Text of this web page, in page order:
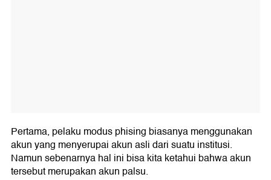
Pertama, pelaku modus phising biasanya menggunakan
akun yang menyerupai akun asli dari suatu institusi.
Namun sebenarnya hal ini bisa kita ketahui bahwa akun
tersebut merupakan akun palsu.